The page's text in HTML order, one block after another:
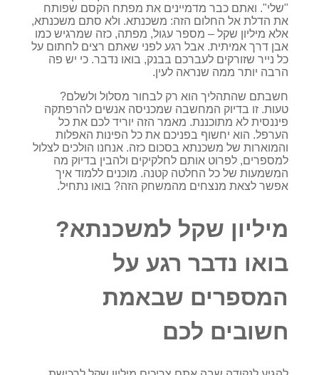
"שלי". ואתם כבר מדמיינים את מפתח הקסם שפותח
את הדלת אל החלום הזה: משכנתא. ולא סתם משכנתא,
אלא מיליון שקל – מספר עגול, מפתה, כזה שמרגיש כמו
אבן דרך אמיתית. אבל רגע לפני שאתם רצים לחתום על
כל נייר שזורקים לעברכם בבנק, בואו נדבר. כי יש פה
הרבה יותר ממה שנראה לעין.
חשבתם שהתהליך הוא רק לבחור מסלול ולשלם?
טעות. זו בדיוק המחשבה שמכניסה אנשים להרפתקה
פיננסית לא מתוכננת. מאמר הזה יוריד לכם את כל
הערפל. הוא יחשוף בפניכם את כל הפינות האפלות
והמוארות של משכנתא בסכום כזה. אנחנו הולכים לצלול
למספרים, לפרוט אותם לחלקיקים ולהבין בדיוק מה
המשמעות של כל החלטה קטנה. מוכנים ללמוד איך
אפשר לצאת מנצחים מהמשחק הזה? בואו נתחיל.
מיליון שקל למשכנתא?
בואו נדבר רגע על
המספרים שבאמת
חשובים לכם